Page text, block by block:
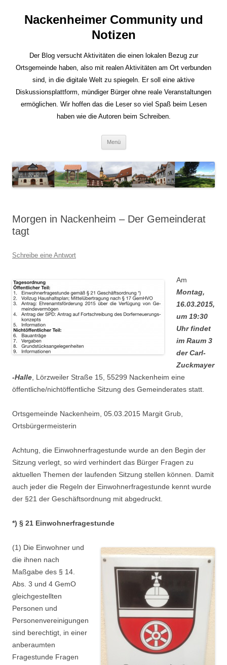
Nackenheimer Community und
Notizen
Der Blog versucht Aktivitäten die einen lokalen Bezug zur
Ortsgemeinde haben, also mit realen Aktivitäten am Ort verbunden
sind, in die digitale Welt zu spiegeln. Er soll eine aktive
Diskussionsplattform, mündiger Bürger ohne reale Veranstaltungen
ermöglichen. Wir hoffen das die Leser so viel Spaß beim Lesen
haben wie die Autoren beim Schreiben.
Menü
Morgen in Nackenheim – Der Gemeinderat
tagt
Schreibe eine Antwort
Am
Montag,
16.03.2015,
um 19:30
Uhr findet
im Raum 3
der Carl-
Zuckmayer
-Halle , Lörzweiler Straße 15, 55299 Nackenheim eine
öffentliche/nichtöffentliche Sitzung des Gemeinderates statt.
Ortsgemeinde Nackenheim, 05.03.2015 Margit Grub,
Ortsbürgermeisterin
Achtung, die Einwohnerfragestunde wurde an den Begin der
Sitzung verlegt, so wird verhindert das Bürger Fragen zu
aktuellen Themen der laufenden Sitzung stellen können. Damit
auch jeder die Regeln der Einwohnerfragestunde kennt wurde
der §21 der Geschäftsordnung mit abgedruckt.
*) § 21 Einwohnerfragestunde
(1) Die Einwohner und
die ihnen nach
Maßgabe des § 14.
Abs. 3 und 4 GemO
gleichgestellten
Personen und
Personenvereinigungen
sind berechtigt, in einer
anberaumten
Fragestunde Fragen